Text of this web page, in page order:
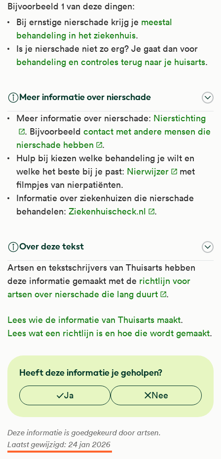
Bijvoorbeeld 1 van deze dingen:
Bij ernstige nierschade krijg je meestal
behandeling in het ziekenhuis.
Is je nierschade niet zo erg? Je gaat dan voor
behandeling en controles terug naar je huisarts.
Meer informatie over nierschade
Meer informatie over nierschade: Nierstichting
. Bijvoorbeeld contact met andere mensen die
nierschade hebben
.
Hulp bij kiezen welke behandeling je wilt en
welke het beste bij je past: Nierwijzer
met
filmpjes van nierpatiënten.
Informatie over ziekenhuizen die nierschade
behandelen: Ziekenhuischeck.nl .
Over deze tekst
Artsen en tekstschrijvers van Thuisarts hebben
deze informatie gemaakt met de richtlijn voor
artsen over nierschade die lang duurt
.
Lees wie de informatie van Thuisarts maakt.
Lees wat een richtlijn is en hoe die wordt gemaakt.
FMS
Heeft deze informatie je geholpen?
Vond je deze informatie nuttig?
Ja Nee
Deze informatie is goedgekeurd door artsen.
Laatst gewijzigd: 24 jan 2026